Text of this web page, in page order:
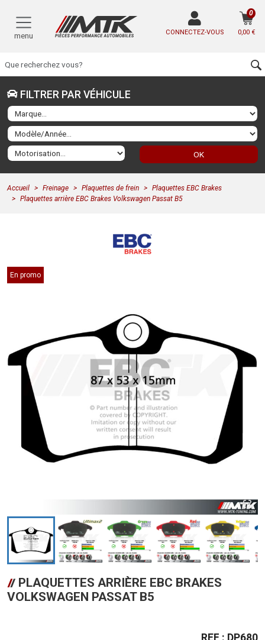
menu CONNECTEZ-VOUS 0,00 €
0
FILTRER PAR VÉHICULE
OK
Accueil Freinage Plaquettes de frein
Plaquettes EBC Brakes
Plaquettes arrière EBC Brakes Volkswagen Passat B5
En promo
PLAQUETTES ARRIÈRE EBC BRAKES
VOLKSWAGEN PASSAT B5
REF : DP680